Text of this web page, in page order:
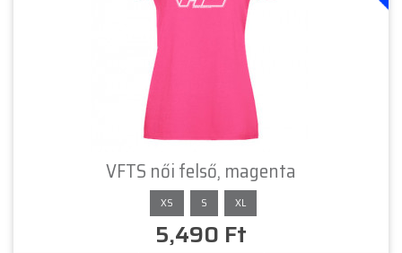
VFTS női felső, magenta
XS S XL
5,490 Ft